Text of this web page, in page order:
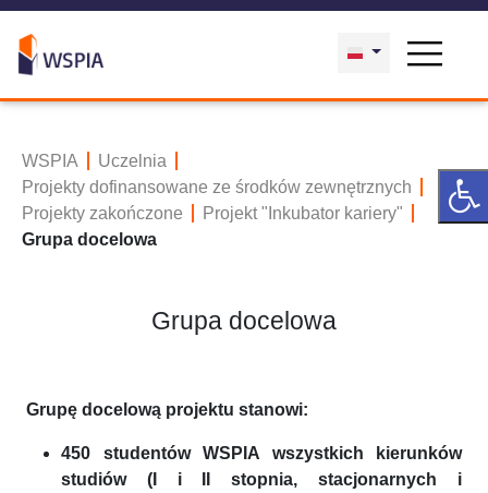
WSPIA
Uczelnia
Projekty dofinansowane ze środków zewnętrznych
Projekty zakończone
Projekt "Inkubator kariery"
Grupa docelowa
Grupa docelowa
Grupę docelową projektu stanowi:
450 studentów WSPIA wszystkich kierunków
studiów (I i II stopnia, stacjonarnych i